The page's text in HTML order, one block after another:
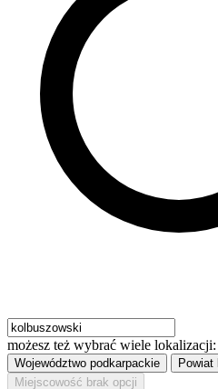
możesz też wybrać wiele lokalizacji:
Województwo podkarpackie Powiat
Miejscowość brak opcji